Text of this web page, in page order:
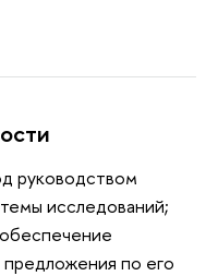
руководством
исследований;
предложения по его